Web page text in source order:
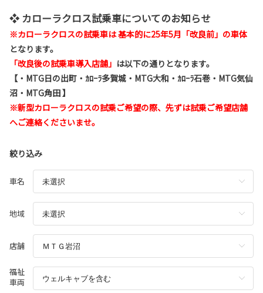
❖ カローラクロス試乗車についてのお知らせ
※カローラクロスの試乗車は 基本的に25年5月「改良前」の車体
となります。
「改良後の試乗車導入店舗」 は以下の通りとなります。
【・MTG日の出町・ｶﾛｰﾗ多賀城・MTG大和・ｶﾛｰﾗ石巻・MTG気仙
沼・MTG角田 】
※新型カローラクロスの試乗ご希望の際、先ずは試乗ご希望店舗
へご連絡くださいませ。
絞り込み
車名
地域
店舗
福祉
車両